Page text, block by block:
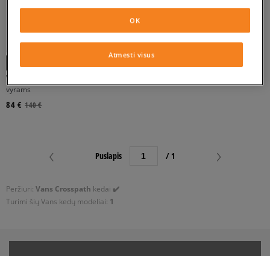
JUODA
Peržiuri: Vans Crosspath kedai ✔️
Turimi šių Vans kedų modeliai: 1
VANS MTE CROSSPATH
vyrams
140 €
84 €
Puslapis / 1
Atmesti visus
OK